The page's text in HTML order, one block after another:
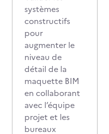
systèmes
constructifs
pour
augmenter le
niveau de
détail de la
maquette BIM
en collaborant
avec l’équipe
projet et les
bureaux